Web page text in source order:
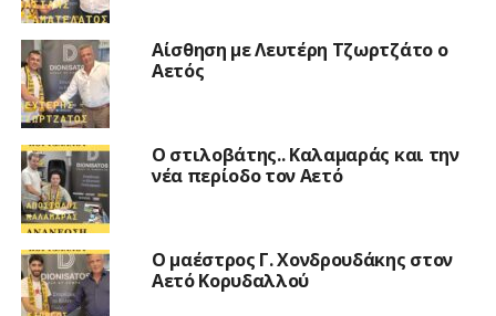
Αίσθηση με Λευτέρη Τζωρτζάτο ο
Αετός
Ο στιλοβάτης.. Καλαμαράς και την
νέα περίοδο τον Αετό
Ο μαέστρος Γ. Χονδρουδάκης στον
Αετό Κορυδαλλού